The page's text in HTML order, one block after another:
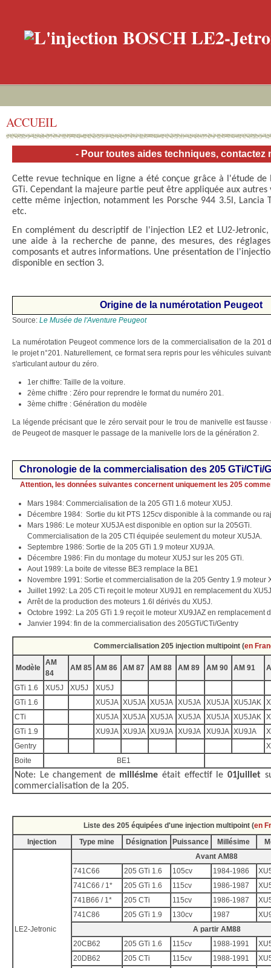
ACCUEIL
- Pour toutes aides techniques, contactez
Cette revue technique en ligne a été conçue grâce à l'étude
GTi. Cependant la majeure partie peut être appliquée aux autres
cette même injection, notamment les Porsche 944 3.5l, Lancia
etc.
En complément du descriptif de l'injection LE2 et LU2-
une aide à la recherche de panne, des mesures, des
composants et autres informations. Une présentation de
disponible en section 3.
Origine de la numérotation Peugeot
Source: Le Musée de l'Aventure Peugeot
La numérotation Peugeot commence lors de la commercialisation de la 201
le projet n°201. Naturellement, ce format sera repris pour les véhicules
s'articulant autour du zéro.
1er chiffre: Taille de la voiture.
2ème chiffre : Zéro pour reprendre le format du numéro 201.
3ème chiffre : Génération du modèle
La légende précisant que le zéro servait pour le trou de manivelle est
de Peugeot de masquer le passage de la manivelle lors de la génération 2.
Chronologie de la commercialisation des 205 GTi/CTi/
Attention, les données suivantes concernent uniquement les 205
Mars 1984: Commercialisation de la 205 GTI 1.6 moteur XU5J.
Décembre 1984: Sortie du kit PTS 125cv disponible à la commande ou
Mars 1986: Le moteur XU5JA est disponible en option sur la 205GTi.
Commercialisation de la 205 CTI équipée seulement du moteur XU5JA.
Septembre 1986: Sortie de la 205 GTi 1.9 moteur XU9JA.
Décembre 1986: Fin du montage du moteur XU5J sur les 205 GTi.
Aout 1989: La boite de vitesse BE3 remplace la BE1
Novembre 1991: Sortie et commercialisation de la 205 Gentry 1.9 moteur
Juillet 1992: La 205 CTi reçoit le moteur XU9J1 en remplacement du
Arrêt de la production des moteurs 1.6l dérivés du XU5J.
Octobre 1992: La 205 GTi 1.9 reçoit le moteur XU9JAZ en remplacement
Janvier 1994: fin de la commercialisation des 205GTi/CTi/Gentry
Commercialisation 205 injection multipoint (en
Modèle
AM
84
AM 85 AM 86 AM 87 AM 88 AM 89 AM 90 AM 91
GTi 1.6 XU5J XU5J
XU5J
GTi 1.6
XU5JA XU5JA XU5JA XU5JA XU5JA XU5JAK
CTi
XU5JA XU5JA XU5JA XU5JA XU5JA XU5JAK
GTi 1.9
XU9JA XU9JA XU9JA XU9JA XU9JA XU9JA
Gentry
Boite
BE1
Note: Le changement de millésime était effectif le 01juillet
commercialisation de la 205.
Liste des 205 équipées d'une injection multipoint (en
Injection
Type mine Désignation Puissance Millésime
LE2-Jetronic
Avant AM88
741C66
205 GTi 1.6 105cv 1984-1986
741C66 / 1*
205 GTi 1.6 115cv 1986-1987
741B66 / 1*
205 CTi 115cv 1986-1987
741C86
205 GTi 1.9 130cv 1987
A partir AM88
20CB62
205 GTi 1.6 115cv 1988-1991
20DB62
205 CTi 115cv 1988-1991